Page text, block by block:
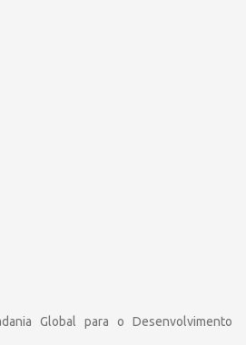
Global para o Desenvolvimento